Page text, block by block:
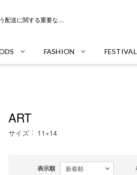
【INFORMATION】令和8年熊本地震に伴う配送に関する重要なお知らせ
FASHION FESTIVAL
ART
サイズ 11×14
表示順